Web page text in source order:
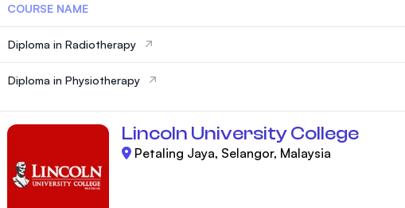
COURSE NAME
Diploma in Radiotherapy
Diploma in Physiotherapy
Lincoln University College
Petaling Jaya, Selangor, Malaysia